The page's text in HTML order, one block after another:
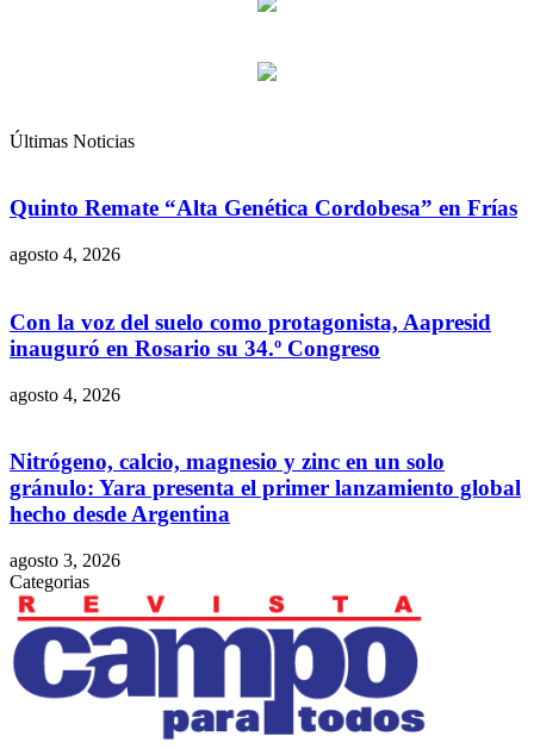
Últimas Noticias
Quinto Remate “Alta Genética Cordobesa” en Frías
agosto 4, 2026
Con la voz del suelo como protagonista, Aapresid
inauguró en Rosario su 34.º Congreso
agosto 4, 2026
Nitrógeno, calcio, magnesio y zinc en un solo
gránulo: Yara presenta el primer lanzamiento global
hecho desde Argentina
agosto 3, 2026
Categorias